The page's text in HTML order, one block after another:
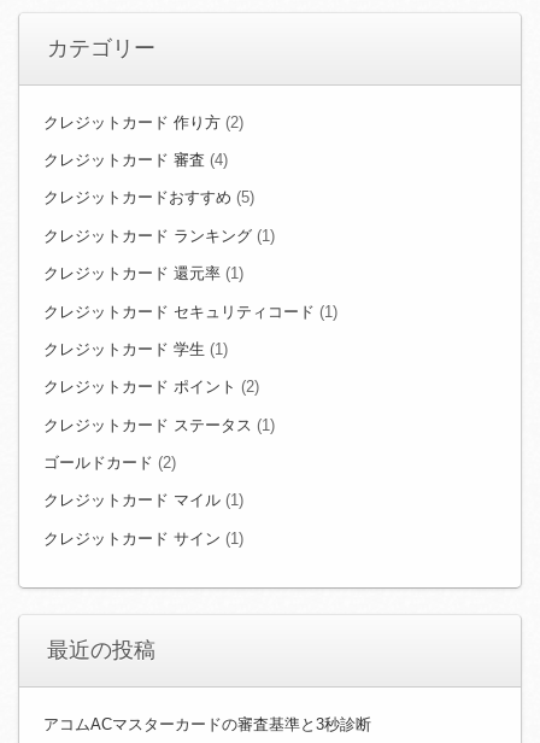
カテゴリー
クレジットカード 作り方 (2)
クレジットカード 審査 (4)
クレジットカードおすすめ (5)
クレジットカード ランキング (1)
クレジットカード 還元率 (1)
クレジットカード セキュリティコード (1)
クレジットカード 学生 (1)
クレジットカード ポイント (2)
クレジットカード ステータス (1)
ゴールドカード (2)
クレジットカード マイル (1)
クレジットカード サイン (1)
最近の投稿
アコムACマスターカードの審査基準と3秒診断